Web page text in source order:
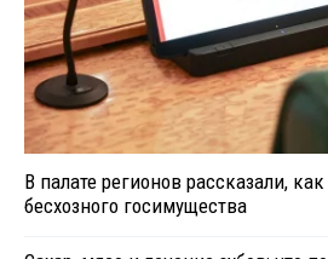
В палате регионов рассказали,
бесхозного госимущества